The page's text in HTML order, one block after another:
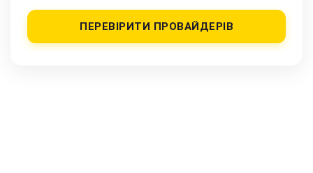
ПЕРЕВІРИТИ ПРОВАЙДЕРІВ